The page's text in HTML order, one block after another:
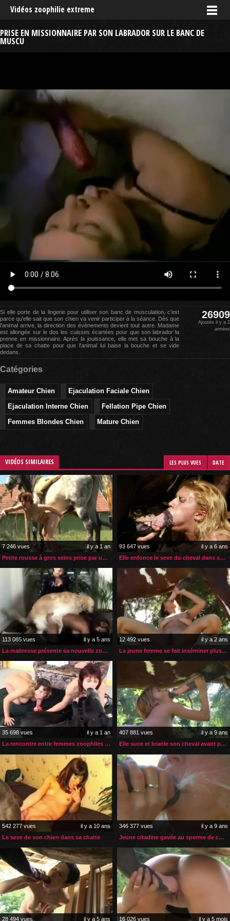
Vidéos zoophilie extreme
PRISE EN MISSIONNAIRE PAR SON LABRADOR SUR LE BANC DE
MUSCU
Si elle porte de la lingerie pour utiliser son banc de musculation, c'est
parce qu'elle sait que son chien va venir participer à la séance. Dès que
l'animal arrive, la direction des évènements devient tout autre. Madame
est allongée sur le dos les cuisses écartées pour que son labrador la
prenne en missionnaire. Après la jouissance, elle met sa bouche à la
place de sa chatte pour que l'animal lui baise la bouche et se vide
dedans.
26909
Ajoutée il y a 2
années
Catégories
Amateur Chien
Ejaculation Faciale Chien
Ejaculation Interne Chien
Fellation Pipe Chien
Femmes Blondes Chien
Mature Chien
VIDÉOS SIMILAIRES LES PLUS VUES DATE
7 246 vues
il y a 1 an
Petite rousse à gros seins prise par une grosse bite de cheval
93 647 vues
il y a 6 ans
Elle enfonce le sexe du cheval dans son cul puis dans sa gorge
113 085 vues
il y a 5 ans
La maitresse présente sa nouvelle zoophile à son chien
12 492 vues
il y a 2 ans
La jeune femme se fait inséminer plusieurs fois par son cheval
35 698 vues
il y a 1 an
La rencontre entre femmes zoophiles se termine en trio sexe
407 881 vues
il y a 9 ans
Elle suce et branle son cheval avant pénétration
542 277 vues
il y a 10 ans
Le sexe de son chien dans sa chatte
346 377 vues
il y a 9 ans
Jeune citadine gavée au sperme de cheval
28 494 vues il y a 5 ans 16 026 vues il y a 5 mois